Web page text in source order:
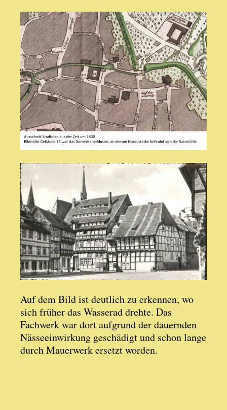
Auf dem Bild ist deutlich zu erkennen, wo
sich früher das Wasserad drehte. Das
Fachwerk war dort aufgrund der dauernden
Nässeeinwirkung geschädigt und schon lange
durch Mauerwerk ersetzt worden.